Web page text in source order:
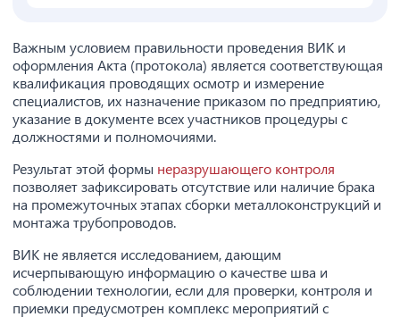
Важным условием правильности проведения ВИК и
оформления Акта (протокола) является соответствующая
квалификация проводящих осмотр и измерение
специалистов, их назначение приказом по предприятию,
указание в документе всех участников процедуры с
должностями и полномочиями.
Результат этой формы неразрушающего контроля
позволяет зафиксировать отсутствие или наличие брака
на промежуточных этапах сборки металлоконструкций и
монтажа трубопроводов.
ВИК не является исследованием, дающим
исчерпывающую информацию о качестве шва и
соблюдении технологии, если для проверки, контроля и
приемки предусмотрен комплекс мероприятий с